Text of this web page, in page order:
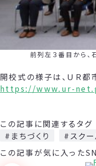
前列左３番目から、石田
開校式の様子は、ＵＲ都
https://www.ur-
この記事に関連するタグ
#まちづくり
#スクー
この記事が気に入った